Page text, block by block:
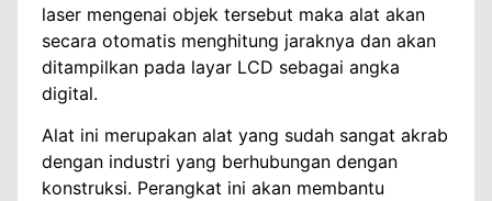
laser mengenai objek tersebut maka alat akan
secara otomatis menghitung jaraknya dan akan
ditampilkan pada layar LCD sebagai angka
digital.
Alat ini merupakan alat yang sudah sangat akrab
dengan industri yang berhubungan dengan
konstruksi. Perangkat ini akan membantu